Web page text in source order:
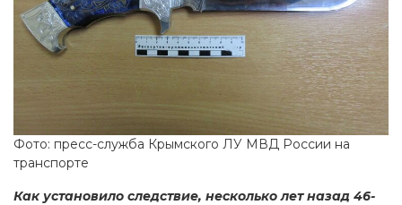
Фото: пресс-служба Крымского ЛУ МВД России на
транспорте
Как установило следствие, несколько лет назад 46-